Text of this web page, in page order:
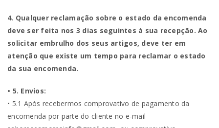
4. Qualquer reclamação sobre o estado da encomenda
deve ser feita nos 3 dias seguintes à sua recepção. Ao
solicitar embrulho dos seus artigos, deve ter em
atenção que existe um tempo para reclamar o estado
da sua encomenda.
• 5. Envios:
• 5.1 Após recebermos comprovativo de pagamento da
encomenda por parte do cliente no e-mail